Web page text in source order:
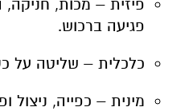
פיזית – מכות,
פגיעה ברכוש.
כלכלית – שליטה על
מינית – כפייה, ניצול